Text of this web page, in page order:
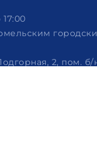
2, пом. б/